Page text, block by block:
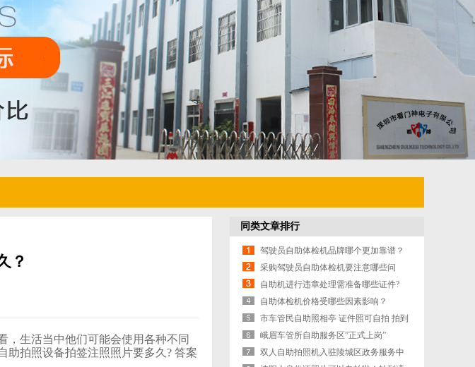
？
，生活当中他们可能会使用各种不同
自助拍照设备拍签注照照片要多久? 答案
同类文章排行
驾驶员自助体检机品牌哪个更加靠谱？
采购驾驶员自助体检机要注意哪些问
题？
自助机进行违章处理需准备哪些证件?
自助体检机价格受哪些因素影响？
市车管民自助照相亭 证件照可自拍 拍到
满意为止
峨眉车管所自助服务区”正式上岗”
双人自助拍照机入驻陵城区政务服务中